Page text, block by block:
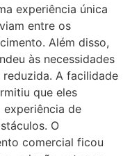
experiência única
entre os
Além disso,
às necessidades
A facilidade
que eles
experiência de
O
comercial ficou